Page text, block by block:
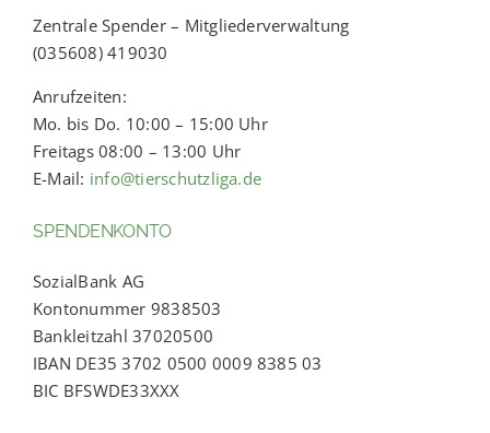
Zentrale Spender – Mitgliederverwaltung
(035608) 419030
Anrufzeiten:
Mo. bis Do. 10:00 – 15:00 Uhr
Freitags 08:00 – 13:00 Uhr
E-Mail: info@tierschutzliga.de
SPENDENKONTO
SozialBank AG
Kontonummer 9838503
Bankleitzahl 37020500
IBAN DE35 3702 0500 0009 8385 03
BIC BFSWDE33XXX